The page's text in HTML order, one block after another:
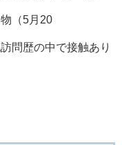
20
歴の中で接触あり